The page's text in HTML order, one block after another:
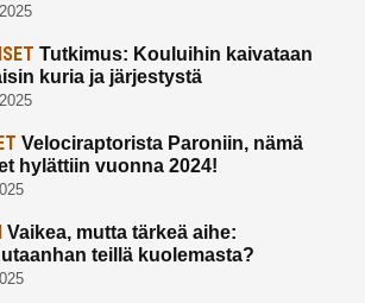
Tutkimus: Kouluihin kaivataan
kuria ja järjestystä
Velociraptorista Paroniin, nämä
hylättiin vuonna 2024!
Vaikea, mutta tärkeä aihe:
teillä kuolemasta?